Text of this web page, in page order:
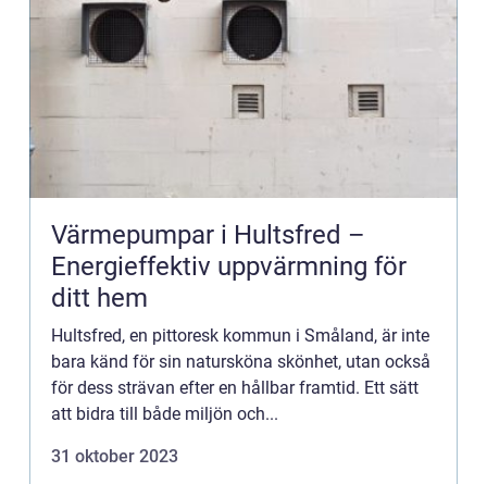
Värmepumpar i Hultsfred –
Energieffektiv uppvärmning för
ditt hem
Hultsfred, en pittoresk kommun i Småland, är inte
bara känd för sin natursköna skönhet, utan också
för dess strävan efter en hållbar framtid. Ett sätt
att bidra till både miljön och...
31 oktober 2023